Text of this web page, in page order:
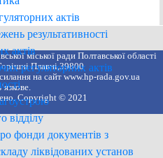
актів
результативності
актів
регуляторних актів
відділу
фонди документів з
ліквідованих установ
міської ради Полтавської області
Плавні,39800
на сайт www.hp-rada.gov.ua
Copyright © 2021